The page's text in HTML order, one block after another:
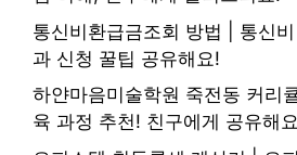
통신비환급금조회 방법 | 통신
과 신청 꿀팁 공유해요!
하얀마음미술학원 죽전동 커리
육 과정 추천! 친구에게 공유해요